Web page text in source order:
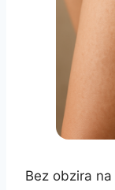
Bez obzira